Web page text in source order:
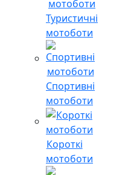
Туристичні
мотоботи
Спортивні
мотоботи
Короткі
мотоботи